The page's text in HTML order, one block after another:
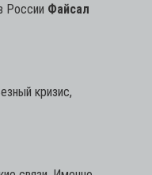
России Файсал
кризис,